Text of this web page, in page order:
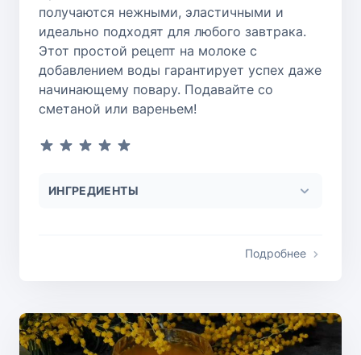
получаются нежными, эластичными и
идеально подходят для любого завтрака.
Этот простой рецепт на молоке с
добавлением воды гарантирует успех даже
начинающему повару. Подавайте со
сметаной или вареньем!
ИНГРЕДИЕНТЫ
Подробнее